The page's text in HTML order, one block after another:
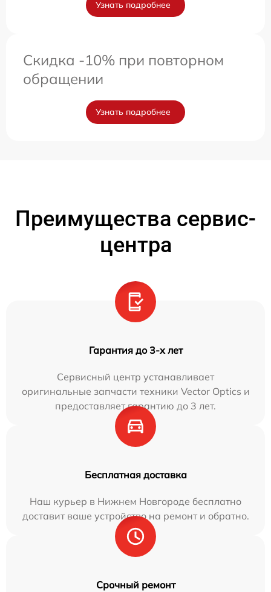
Узнать подробнее
Скидка -10% при повторном
обращении
Узнать подробнее
Преимущества сервис-
центра
Гарантия до 3-х лет
Сервисный центр устанавливает
оригинальные запчасти техники Vector Optics и
предоставляет гарантию до 3 лет.
Бесплатная доставка
Наш курьер в Нижнем Новгороде бесплатно
доставит ваше устройство на ремонт и обратно.
Срочный ремонт